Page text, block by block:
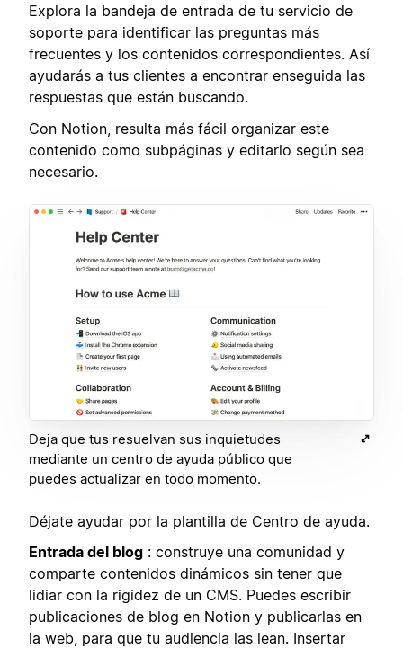
Explora la bandeja de entrada de tu servicio de
soporte para identificar las preguntas más
frecuentes y los contenidos correspondientes. Así
ayudarás a tus clientes a encontrar enseguida las
respuestas que están buscando.
Con Notion, resulta más fácil organizar este
contenido como subpáginas y editarlo según sea
necesario.
Deja que tus resuelvan sus inquietudes
mediante un centro de ayuda público que
puedes actualizar en todo momento.
Déjate ayudar por la plantilla de Centro de ayuda.
Entrada del blog : construye una comunidad y
comparte contenidos dinámicos sin tener que
lidiar con la rigidez de un CMS. Puedes escribir
publicaciones de blog en Notion y publicarlas en
la web, para que tu audiencia las lean. Insertar